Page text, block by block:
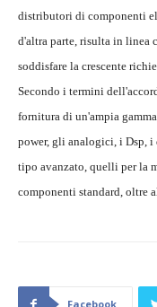
distributori di componenti
d'altra parte, risulta in linea
soddisfare la crescente
Secondo i termini
fornitura di un'ampia
power, gli analogici, i Dsp,
tipo avanzato, quelli per la
componenti standard, oltre
Facebook